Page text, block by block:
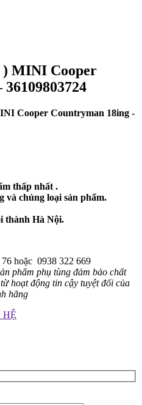
MINI Cooper
Cooper Countryman 18ing -
thấp nhất .
và chủng loại sản phẩm.
thành Hà Nội.
hoặc 0938 322 669
phẩm phụ tùng đảm bảo chất
hoạt động tin cậy tuyệt đối của
hãng
HỆ